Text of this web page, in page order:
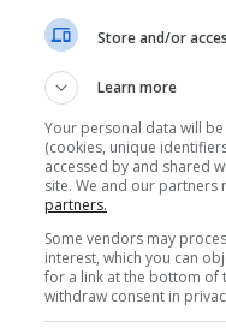
Store and/or
Learn more
Your personal data will
(cookies, unique
accessed by and shared
site. We and our partners
partners.
Some vendors may
interest, which you can
for a link at the bottom of
withdraw consent in